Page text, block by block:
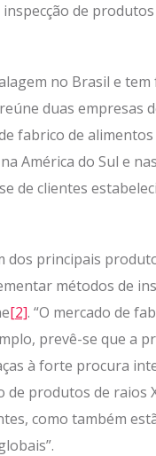
de
no Brasil e
duas empresas
fabrico de alimentos
América do Sul e
de clientes
dos principais
métodos de
[2]. “O mercado de
prevê-se que a
à forte procura
de produtos de raios
como também